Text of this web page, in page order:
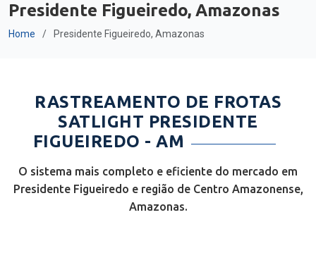
Presidente Figueiredo, Amazonas
Home Presidente Figueiredo, Amazonas
RASTREAMENTO DE FROTAS
SATLIGHT PRESIDENTE
FIGUEIREDO - AM
O sistema mais completo e eficiente do mercado em
Presidente Figueiredo e região de Centro Amazonense,
Amazonas.